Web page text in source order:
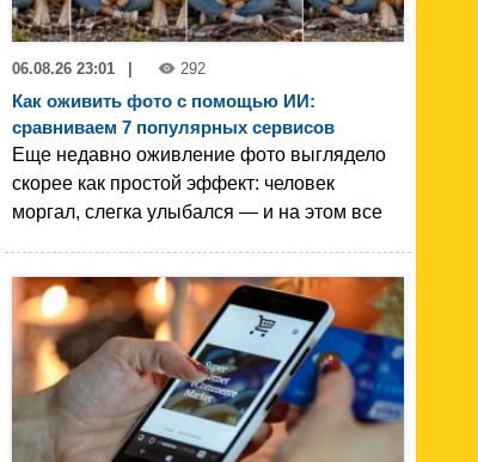
06.08.26 23:01 | 292
Как оживить фото с помощью ИИ:
сравниваем 7 популярных сервисов
Еще недавно оживление фото выглядело
скорее как простой эффект: человек
моргал, слегка улыбался — и на этом все